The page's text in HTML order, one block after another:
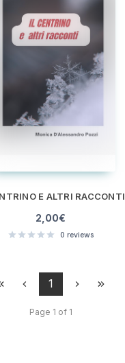
E ALTRI RACCONTI
2,00€
0 reviews
1
Page 1 of 1